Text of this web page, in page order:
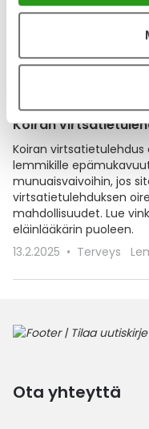
Koiran
Koiran
lemmikille
munuaisvaivoihin, jos
virtsatietulehduksen
mahdollisuudet. Lue
eläinlääkärin puoleen.
13.2.2025
Terveys
Ota yhteyttä